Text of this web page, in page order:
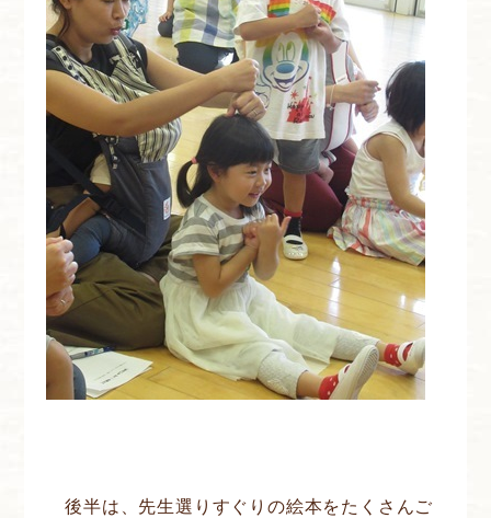
後半は、先生選りすぐりの絵本をたくさんご